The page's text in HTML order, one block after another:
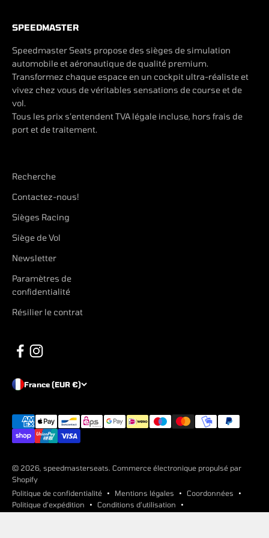
SPEEDMASTER
Speedmaster Seats propose des sièges de simulation
automobile et aéronautique de qualité premium.
Transformez chaque espace en un cockpit ultra-réaliste et
vivez chez vous de véritables sensations de course et de
vol.
Tous les prix s’entendent TVA légale incluse, hors frais de
port et de traitement.
Recherche
Contactez-nous!
Sièges Racing
Siège de Vol
Newsletter
Paramètres de
confidentialité
Résilier le contrat
France (EUR €)
© 2026, speedmasterseats. Commerce électronique propulsé par
Shopify
Politique de confidentialité
Mentions légales
Coordonnées
Politique d’expédition
Conditions d’utilisation